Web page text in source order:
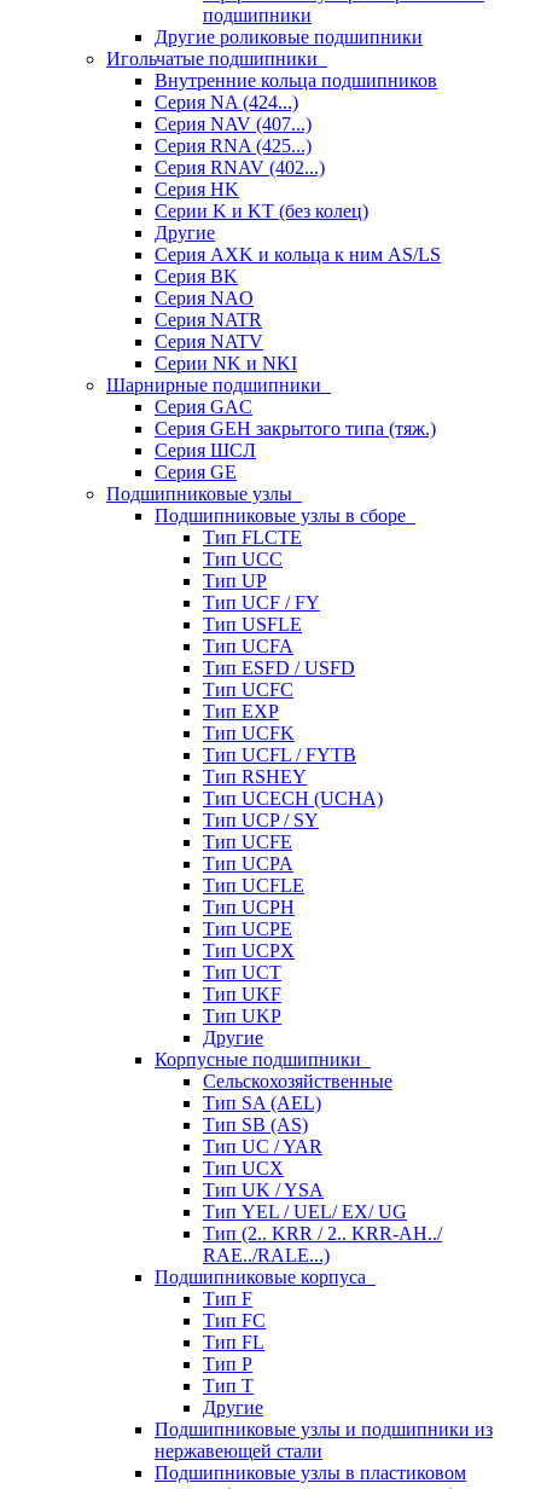
подшипники
Другие роликовые подшипники
Игольчатые подшипники
Внутренние кольца подшипников
Серия NA (424...)
Серия NAV (407...)
Серия RNA (425...)
Серия RNAV (402...)
Серия HK
Серии K и KT (без колец)
Другие
Серия AXK и кольца к ним AS/LS
Серия BK
Серия NAO
Серия NATR
Серия NATV
Серии NK и NKI
Шарнирные подшипники
Серия GAC
Серия GEH закрытого типа (тяж.)
Серия ШСЛ
Серия GE
Подшипниковые узлы
Подшипниковые узлы в сборе
Тип FLCTE
Тип UCC
Тип UP
Тип UCF / FY
Тип USFLE
Тип UCFA
Тип ESFD / USFD
Тип UCFC
Тип EXP
Тип UCFK
Тип UCFL / FYTB
Тип RSHEY
Тип UCECH (UCHA)
Тип UCP / SY
Тип UCFE
Тип UCPA
Тип UCFLE
Тип UCPH
Тип UCPE
Тип UCPX
Тип UCT
Тип UKF
Тип UKP
Другие
Корпусные подшипники
Сельскохозяйственные
Тип SA (AEL)
Тип SB (AS)
Тип UC / YAR
Тип UCX
Тип UK / YSA
Тип YEL / UEL/ EX/ UG
Тип (2.. KRR / 2.. KRR-AH../
RAE../RALE...)
Подшипниковые корпуса
Тип F
Тип FC
Тип FL
Тип P
Тип T
Другие
Подшипниковые узлы и подшипники из
нержавеющей стали
Подшипниковые узлы в пластиковом